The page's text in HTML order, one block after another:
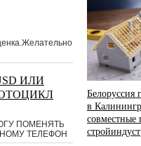
ИЛИ
ПОМЕНЯТЬ
ТЕЛЕФОН
Белоруссия
в
совместные